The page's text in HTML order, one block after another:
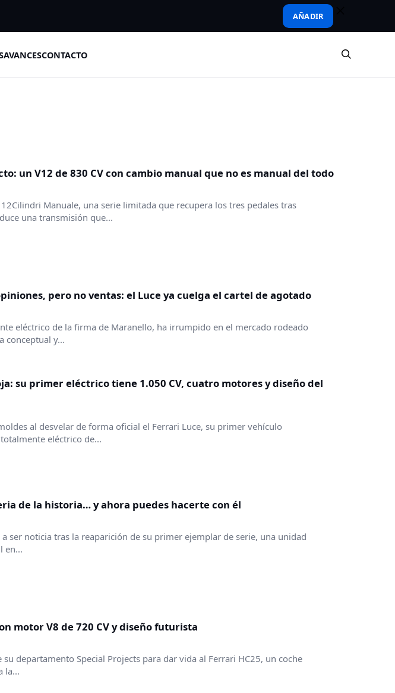
AÑADIR
AVANCESCONTACTO
un V12 de 830 CV con cambio manual que no es manual del todo
Manuale, una serie limitada que recupera los tres pedales tras
una transmisión que...
pero no ventas: el Luce ya cuelga el cartel de agotado
eléctrico de la firma de Maranello, ha irrumpido en el mercado rodeado
conceptual y...
su primer eléctrico tiene 1.050 CV, cuatro motores y diseño del
al desvelar de forma oficial el Ferrari Luce, su primer vehículo
eléctrico de...
de la historia… y ahora puedes hacerte con él
ser noticia tras la reaparición de su primer ejemplar de serie, una unidad
en...
motor V8 de 720 CV y diseño futurista
departamento Special Projects para dar vida al Ferrari HC25, un coche
la...